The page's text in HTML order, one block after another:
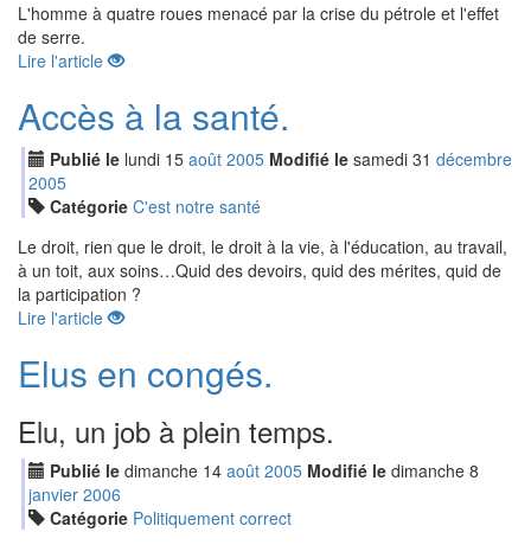
L'homme à quatre roues menacé par la crise du pétrole et l'effet
de serre.
Lire l'article
Accès à la santé.
Publié le lundi 15 août 2005 Modifié le samedi 31 décembre
2005
Catégorie C'est notre santé
Le droit, rien que le droit, le droit à la vie, à l'éducation, au travail,
à un toit, aux soins…Quid des devoirs, quid des mérites, quid de
la participation ?
Lire l'article
Elus en congés.
Elu, un job à plein temps.
Publié le dimanche 14 août 2005 Modifié le dimanche 8
janvier 2006
Catégorie Politiquement correct